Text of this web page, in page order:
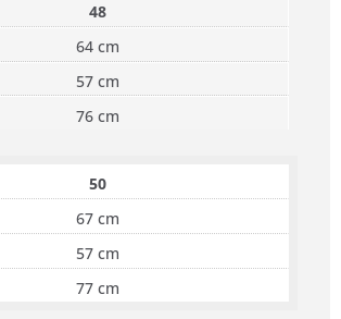
48
64 cm
57 cm
76 cm
50
67 cm
57 cm
77 cm